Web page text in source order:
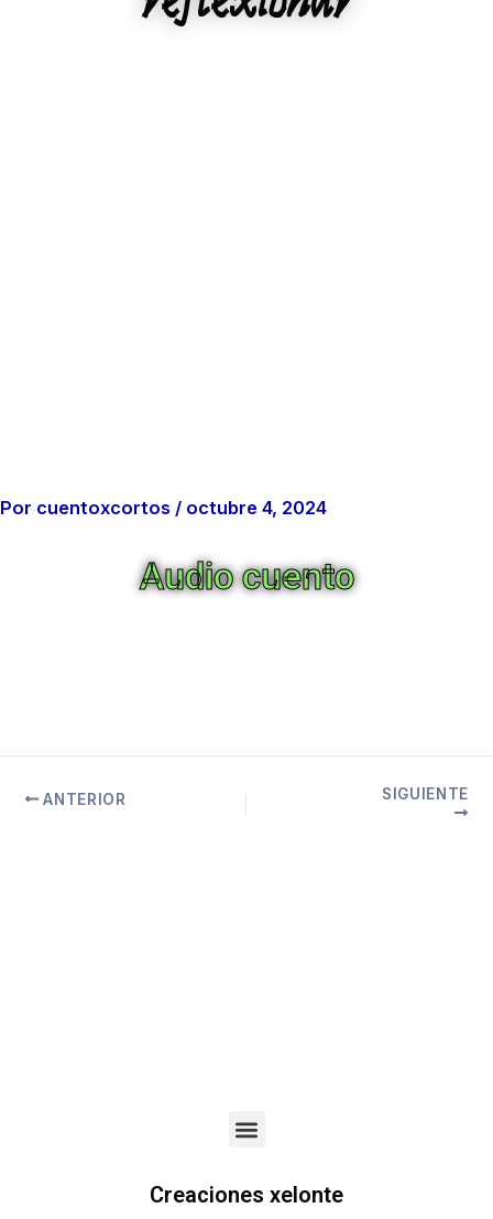
Por cuentoxcortos / octubre 4, 2024
Audio cuento
ANTERIOR SIGUIENTE
Menu
Creaciones xelonte